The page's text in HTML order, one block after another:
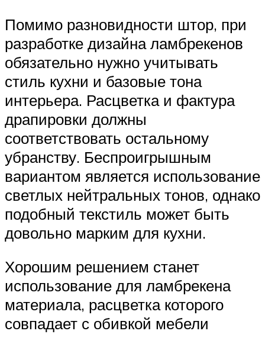
Помимо разновидности штор, при
разработке дизайна ламбрекенов
обязательно нужно учитывать
стиль кухни и базовые тона
интерьера. Расцветка и фактура
драпировки должны
соответствовать остальному
убранству. Беспроигрышным
вариантом является использование
светлых нейтральных тонов, однако
подобный текстиль может быть
довольно марким для кухни.
Хорошим решением станет
использование для ламбрекена
материала, расцветка которого
совпадает с обивкой мебели